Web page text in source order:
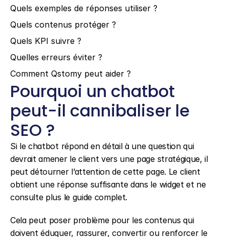
Quels exemples de réponses utiliser ?
Quels contenus protéger ?
Quels KPI suivre ?
Quelles erreurs éviter ?
Comment Qstomy peut aider ?
Pourquoi un chatbot
peut-il cannibaliser le
SEO ?
Si le chatbot répond en détail à une question qui
devrait amener le client vers une page stratégique, il
peut détourner l’attention de cette page. Le client
obtient une réponse suffisante dans le widget et ne
consulte plus le guide complet.
Cela peut poser problème pour les contenus qui
doivent éduquer, rassurer, convertir ou renforcer le